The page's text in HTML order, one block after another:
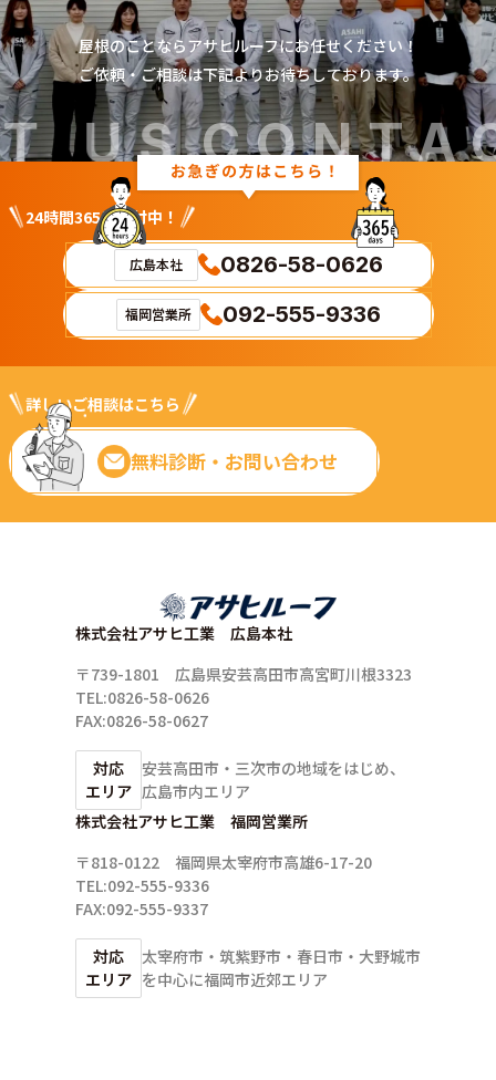
Contact
us
US
屋根のことならアサヒルーフにお任せください！
ご依頼・ご相談は下記よりお待ちしております。
24時間365日受付中！
広島本社 0826-58-0626
福岡営業所 092-555-9336
詳しいご相談はこちら
無料診断・お問い合わせ
株式会社アサヒ工業 広島本社
〒739-1801 広島県安芸高田市高宮町川根3323
TEL:0826-58-0626
FAX:0826-58-0627
対応
エリア
安芸高田市・三次市の地域をはじめ、
広島市内エリア
株式会社アサヒ工業 福岡営業所
〒818-0122 福岡県太宰府市高雄6-17-20
TEL:092-555-9336
FAX:092-555-9337
対応
エリア
太宰府市・筑紫野市・春日市・大野城市
を中心に福岡市近郊エリア